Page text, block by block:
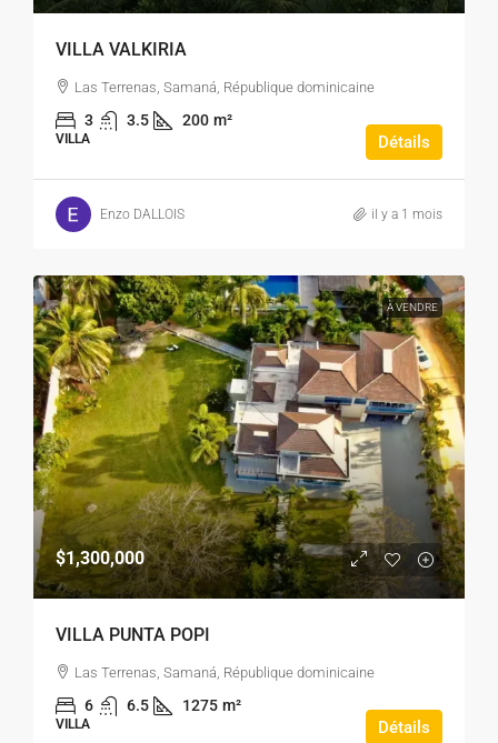
VILLA VALKIRIA
Las Terrenas, Samaná, République dominicaine
3 3.5 200 m²
VILLA Détails
Enzo DALLOIS il y a 1 mois
À VENDRE
$1,300,000
VILLA PUNTA POPI
Las Terrenas, Samaná, République dominicaine
6 6.5 1275 m²
VILLA Détails